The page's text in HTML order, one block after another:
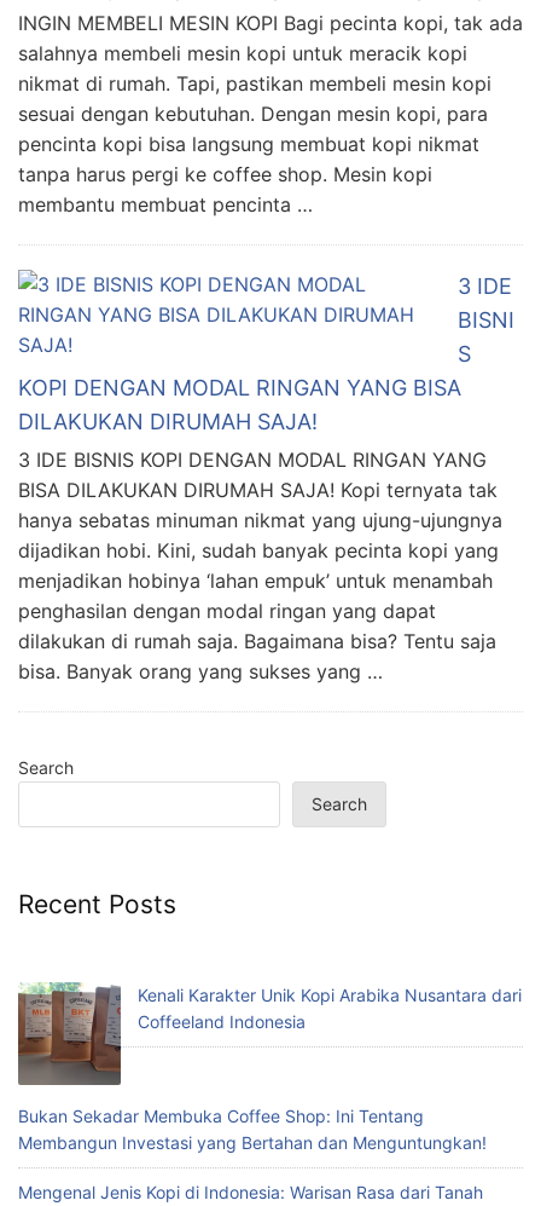
INGIN MEMBELI MESIN KOPI Bagi pecinta kopi, tak ada
salahnya membeli mesin kopi untuk meracik kopi
nikmat di rumah. Tapi, pastikan membeli mesin kopi
sesuai dengan kebutuhan. Dengan mesin kopi, para
pencinta kopi bisa langsung membuat kopi nikmat
tanpa harus pergi ke coffee shop. Mesin kopi
membantu membuat pencinta …
3 IDE
BISNI
S
KOPI DENGAN MODAL RINGAN YANG BISA
DILAKUKAN DIRUMAH SAJA!
3 IDE BISNIS KOPI DENGAN MODAL RINGAN YANG
BISA DILAKUKAN DIRUMAH SAJA! Kopi ternyata tak
hanya sebatas minuman nikmat yang ujung-ujungnya
dijadikan hobi. Kini, sudah banyak pecinta kopi yang
menjadikan hobinya ‘lahan empuk’ untuk menambah
penghasilan dengan modal ringan yang dapat
dilakukan di rumah saja. Bagaimana bisa? Tentu saja
bisa. Banyak orang yang sukses yang …
Search
Search
Recent Posts
Kenali Karakter Unik Kopi Arabika Nusantara dari
Coffeeland Indonesia
Bukan Sekadar Membuka Coffee Shop: Ini Tentang
Membangun Investasi yang Bertahan dan Menguntungkan!
Mengenal Jenis Kopi di Indonesia: Warisan Rasa dari Tanah